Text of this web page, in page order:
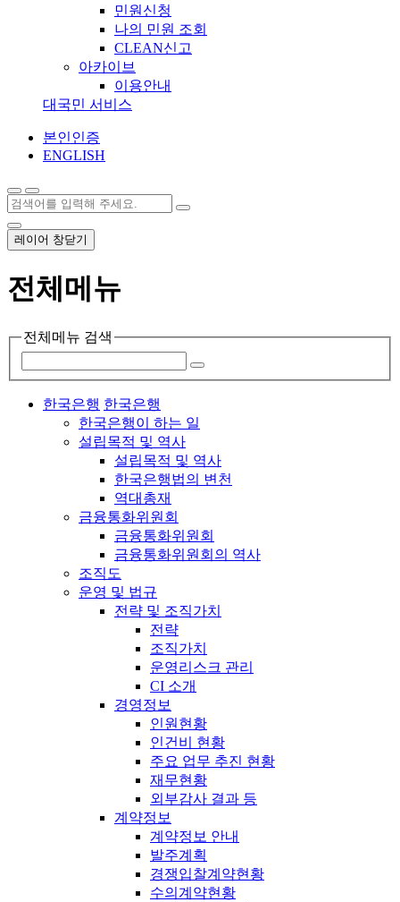
민원신청
나의 민원 조회
CLEAN신고
아카이브
이용안내
대국민 서비스
본인인증
ENGLISH
레이어 창닫기
전체메뉴
전체메뉴 검색
한국은행 한국은행
한국은행이 하는 일
설립목적 및 역사
설립목적 및 역사
한국은행법의 변천
역대총재
금융통화위원회
금융통화위원회
금융통화위원회의 역사
조직도
운영 및 법규
전략 및 조직가치
전략
조직가치
운영리스크 관리
CI 소개
경영정보
인원현황
인건비 현황
주요 업무 추진 현황
재무현황
외부감사 결과 등
계약정보
계약정보 안내
발주계획
경쟁입찰계약현황
수의계약현황